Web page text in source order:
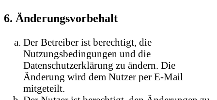
6. Änderungsvorbehalt
Der Betreiber ist berechtigt, die
Nutzungsbedingungen und die
Datenschutzerklärung zu ändern. Die
Änderung wird dem Nutzer per E-Mail
mitgeteilt.